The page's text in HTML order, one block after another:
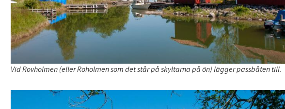
Vid Rovholmen (eller Roholmen som det står på skyltarna på ön) lägger passbåten till.